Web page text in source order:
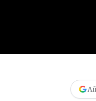
N° 332